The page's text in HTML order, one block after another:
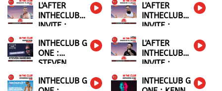
L'AFTER
INTHECLUB
INVITE :
L'AFTER
INTHECLUB
INVITE :
INTHECLUB G
ONE :
STEVEN
HARIDNG
L'AFTER
INTHECLUB
INVITE :
INTHECLUB G
INTHECLUB G